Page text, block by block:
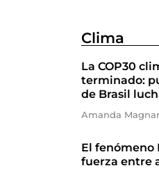
Clima
La COP30
terminado:
de Brasil
Amanda
El fenómeno
fuerza entre